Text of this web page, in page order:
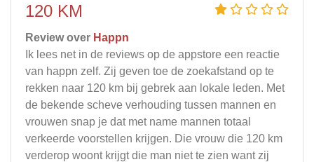
120 KM
Review over Happn
Ik lees net in de reviews op de appstore een reactie
van happn zelf. Zij geven toe de zoekafstand op te
rekken naar 120 km bij gebrek aan lokale leden. Met
de bekende scheve verhouding tussen mannen en
vrouwen snap je dat met name mannen totaal
verkeerde voorstellen krijgen. Die vrouw die 120 km
verderop woont krijgt die man niet te zien want zij